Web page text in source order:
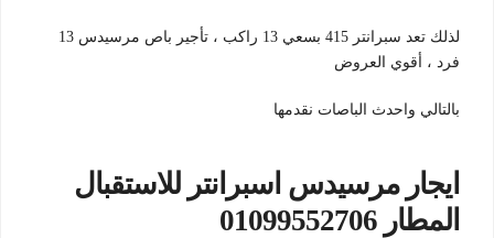
لذلك تعد سبرانتر 415 بسعي 13 راكب ، تأجير باص مرسيدس 13
فرد ، أقوي العروض
بالتالي واحدث الباصات نقدمها
ايجار مرسيدس اسبرانتر للاستقبال
المطار 01099552706